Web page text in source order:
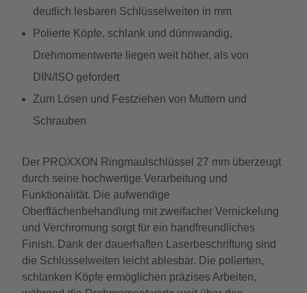
deutlich lesbaren Schlüsselweiten in mm
Polierte Köpfe, schlank und dünnwandig,
Drehmomentwerte liegen weit höher, als von
DIN/ISO gefordert
Zum Lösen und Festziehen von Muttern und
Schrauben
Der PROXXON Ringmaulschlüssel 27 mm überzeugt
durch seine hochwertige Verarbeitung und
Funktionalität. Die aufwendige
Oberflächenbehandlung mit zweifacher Vernickelung
und Verchromung sorgt für ein handfreundliches
Finish. Dank der dauerhaften Laserbeschriftung sind
die Schlüsselweiten leicht ablesbar. Die polierten,
schlanken Köpfe ermöglichen präzises Arbeiten,